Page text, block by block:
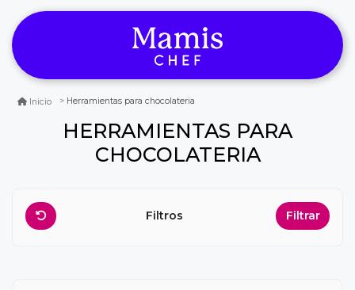
Inicio Herramientas para chocolateria
HERRAMIENTAS PARA
CHOCOLATERIA
Filtros Filtrar